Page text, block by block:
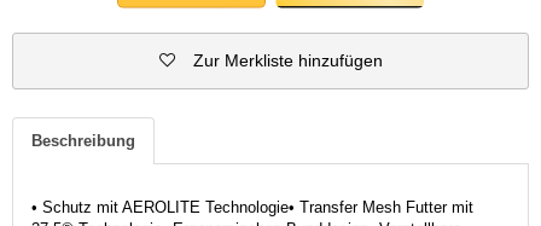
Zur Merkliste hinzufügen
Beschreibung
• Schutz mit AEROLITE Technologie• Transfer Mesh Futter mit